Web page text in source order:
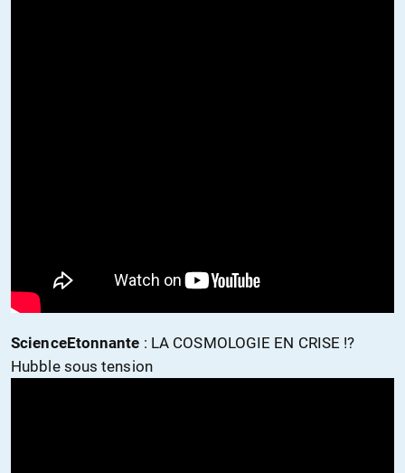
ScienceEtonnante : LA COSMOLOGIE EN CRISE !?
Hubble sous tension